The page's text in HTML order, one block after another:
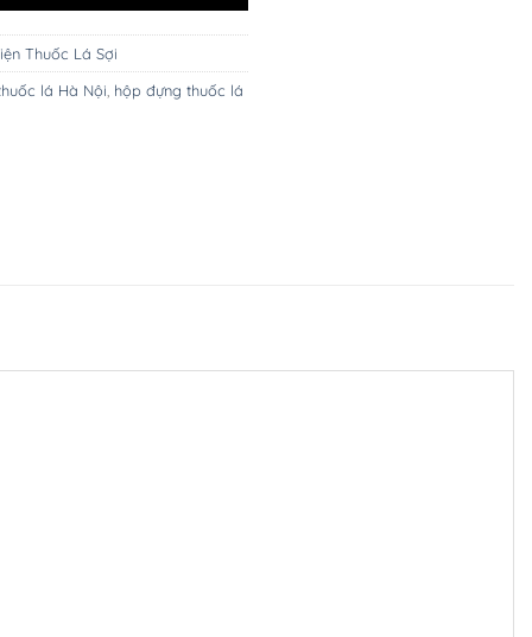
Thuốc Lá Sợi
lá Hà Nội, hộp đựng thuốc lá